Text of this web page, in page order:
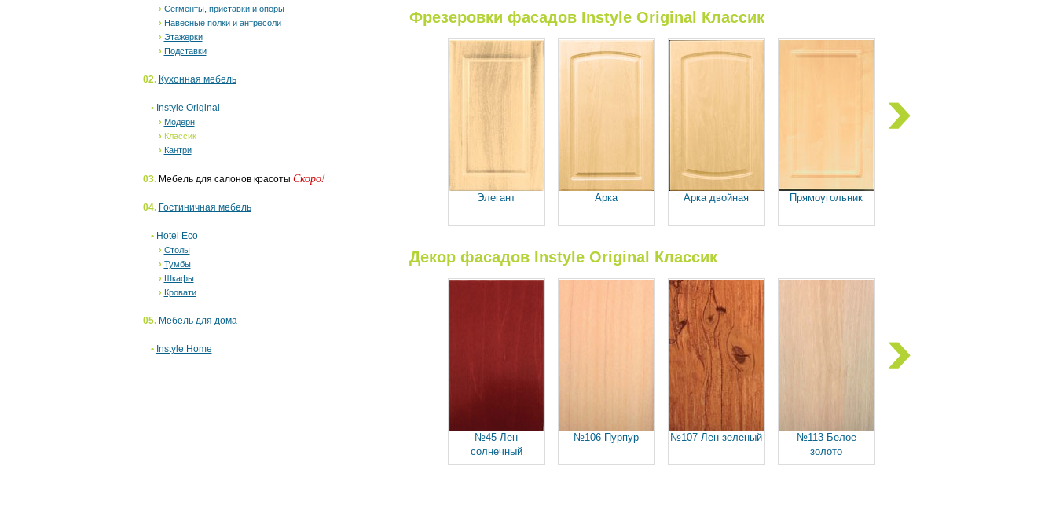
› Сегменты, приставки и опоры
› Навесные полки и антресоли
› Этажерки
› Подставки
02. Кухонная мебель
• Instyle Original
› Модерн
› Классик
› Кантри
03. Мебель для салонов красоты Скоро!
04. Гостиничная мебель
• Hotel Eco
› Столы
› Тумбы
› Шкафы
› Кровати
05. Мебель для дома
• Instyle Home
Фрезеровки фасадов Instyle Original Классик
Элегант Арка Арка двойная Прямоугольник
Декор фасадов Instyle Original Классик
№45 Лен
солнечный
№106 Пурпур №107 Лен зеленый
№113 Белое
золото